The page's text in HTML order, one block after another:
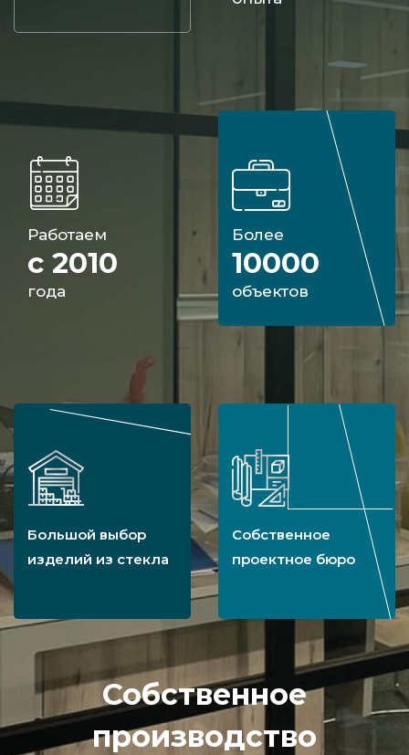
Свяжитесь с представителем нашей
компании, чтобы получить оперативные
Работаем
с 2010
года
Более
10000
объектов
Большой выбор
изделий из стекла
Собственное
проектное бюро
Собственное
производство